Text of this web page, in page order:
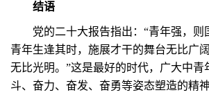
结语
党的二十大报告指出：“青年强，则
青年生逢其时，施展才干的舞台无比广
无比光明。”这是最好的时代，广大中青
斗、奋力、奋发、奋勇等姿态塑造的精